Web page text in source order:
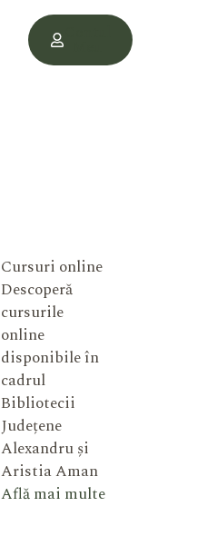
Cursuri online
Descoperă
cursurile
online
disponibile în
cadrul
Bibliotecii
Județene
Alexandru și
Aristia Aman
Află mai multe